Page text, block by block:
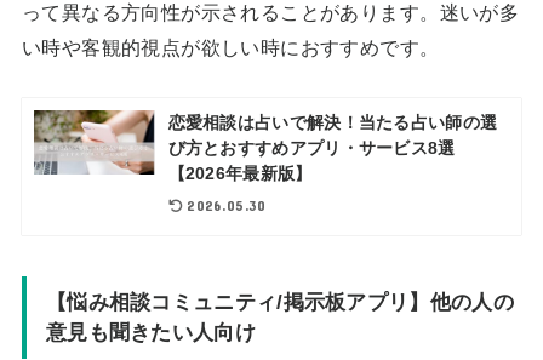
って異なる方向性が示されることがあります。迷いが多
い時や客観的視点が欲しい時におすすめです。
恋愛相談は占いで解決！当たる占い師の選
び方とおすすめアプリ・サービス8選
【2026年最新版】
2026.05.30
【悩み相談コミュニティ/掲示板アプリ】他の人の
意見も聞きたい人向け